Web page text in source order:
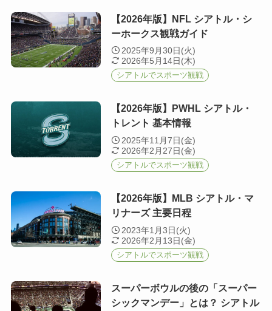
【2026年版】NFL シアトル・シ
ーホークス観戦ガイド
2025年9月30日(火)
2026年5月14日(木)
シアトルでスポーツ観戦
【2026年版】PWHL シアトル・
トレント 基本情報
2025年11月7日(金)
2026年2月27日(金)
シアトルでスポーツ観戦
【2026年版】MLB シアトル・マ
リナーズ 主要日程
2023年1月3日(火)
2026年2月13日(金)
シアトルでスポーツ観戦
スーパーボウルの後の「スーパー
シックマンデー」とは？ シアトル